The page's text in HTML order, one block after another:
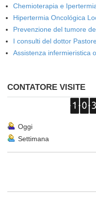
Chemioterapia e
Hipertermia Oncológica
Prevenzione del tumore
I consulti del dottor
Assistenza infermieristica
CONTATORE VISITE
Oggi
Settimana